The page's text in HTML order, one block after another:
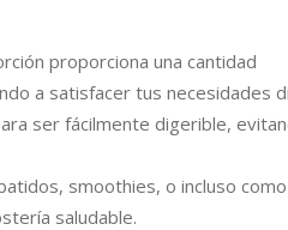
proporciona una cantidad
a satisfacer tus necesidades
ser fácilmente digerible,
smoothies, o incluso como
saludable.